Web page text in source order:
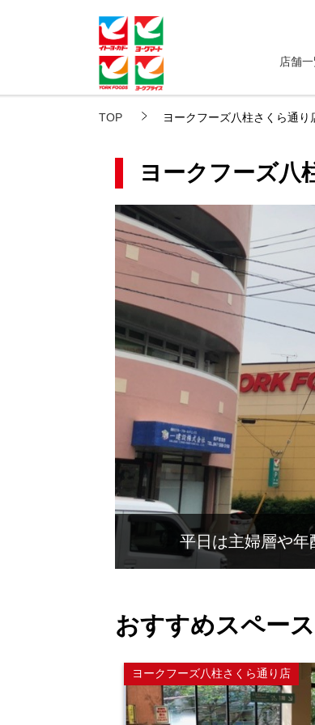
店舗
TOP ヨークフーズ八柱さくら通り
ヨークフーズ八
平日は主婦層や年
おすすめスペース
ヨークフーズ八柱さくら通り店